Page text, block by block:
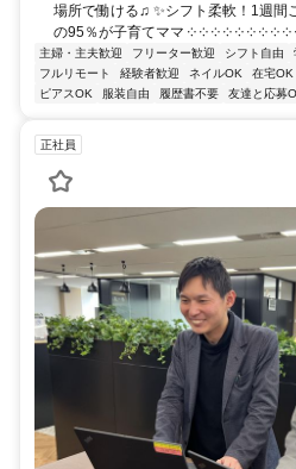
場所で働ける♫ ✨シフト柔軟！1週間
の95％が子育てママ ༶ ༶ ༶ ༶ ༶ ༶ ༶ ༶ ༶
主婦・主夫歓迎 フリーター歓迎 シフト自由
フルリモート
経験者歓迎 ネイルOK 在宅OK
ピアスOK
服装自由 履歴書不要 友達と応募
正社員